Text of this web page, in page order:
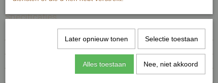
Specificaties
7448103333350
MI327
0 x 12,50 x 12,50 cm
Later opnieuw tonen Selectie toestaan
Alles toestaan Nee, niet akkoord